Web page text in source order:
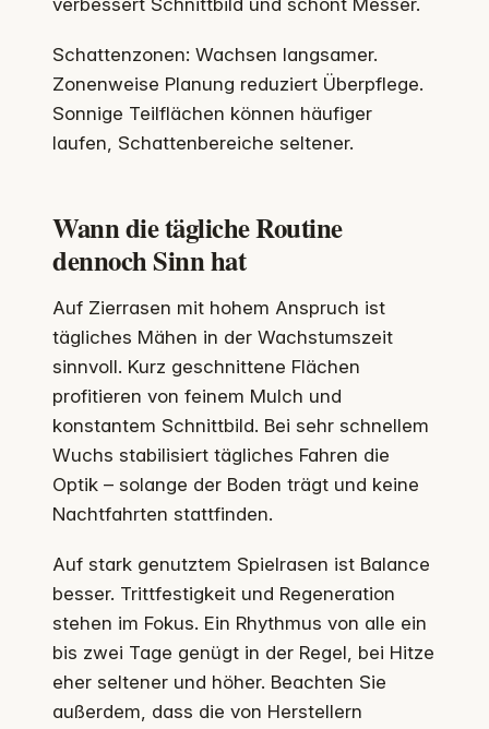
Schattenzonen: Wachsen langsamer.
Zonenweise Planung reduziert Überpflege.
Sonnige Teilflächen können häufiger
laufen, Schattenbereiche seltener.
Wann die tägliche Routine
dennoch Sinn hat
Auf Zierrasen mit hohem Anspruch ist
tägliches Mähen in der Wachstumszeit
sinnvoll. Kurz geschnittene Flächen
profitieren von feinem Mulch und
konstantem Schnittbild. Bei sehr schnellem
Wuchs stabilisiert tägliches Fahren die
Optik – solange der Boden trägt und keine
Nachtfahrten stattfinden.
Auf stark genutztem Spielrasen ist Balance
besser. Trittfestigkeit und Regeneration
stehen im Fokus. Ein Rhythmus von alle ein
bis zwei Tage genügt in der Regel, bei Hitze
eher seltener und höher. Beachten Sie
außerdem, dass die von Herstellern